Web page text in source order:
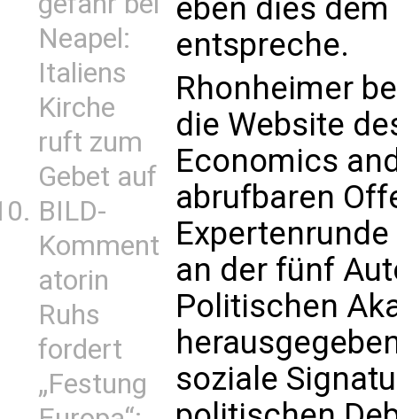
Neapel:
Italiens
Kirche
ruft zum
Gebet auf
BILD-
Komment
atorin
Ruhs
fordert
„Festung
eben dies
entspreche.
Rhonheimer
die Website
Economics
abrufbaren
an der fünf
Politischen
soziale